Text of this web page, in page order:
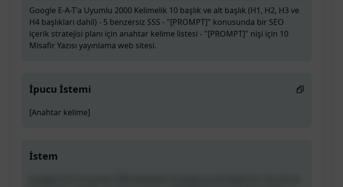
Google E-A-T'a Uyumlu 2000 Kelimelik 10 başlık ve alt başlık (H1, H2, H3 ve
H4 başlıkları dahil) - 5 benzersiz SSS - "[PROMPT]" konusunda bir SEO
içerik stratejisi planı için anahtar kelime listesi - "[PROMPT]" nişi için 10
Misafir Yazısı yayınlama web sitesi.
İpucu İstemi
[Anahtar kelime]
İstem